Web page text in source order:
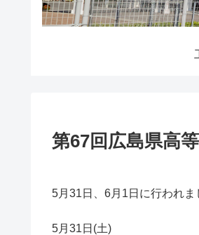
第67回広島県高
5月31日、6月1日に行われま
5月31日(土)